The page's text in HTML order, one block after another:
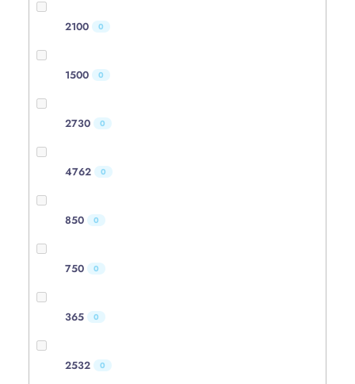
2100 0
1500 0
2730 0
4762 0
850 0
750 0
365 0
2532 0